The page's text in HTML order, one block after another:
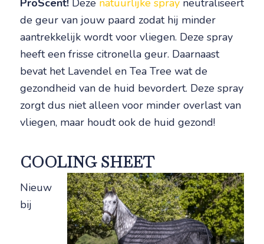
de geur van jouw paard zodat hij minder
aantrekkelijk wordt voor vliegen. Deze spray
heeft een frisse citronella geur. Daarnaast
bevat het Lavendel en Tea Tree wat de
gezondheid van de huid bevordert. Deze spray
zorgt dus niet alleen voor minder overlast van
vliegen, maar houdt ook de huid gezond!
COOLING SHEET
Nieuw
bij